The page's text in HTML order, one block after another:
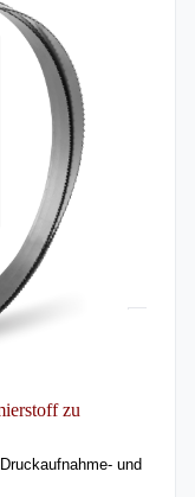
zu
und